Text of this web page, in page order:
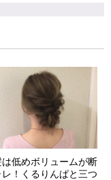
は低めボリュームが断
！くるりんぱと三つ